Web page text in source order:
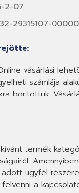
2-07
29315107-
vásárlási
számlája
bontottuk.
termék
ügyfél
felvenni a